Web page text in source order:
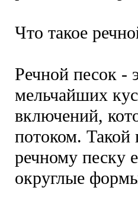
Что такое
Речной песок -
мельчайших
включений,
потоком. Такой
речному песку
округлые